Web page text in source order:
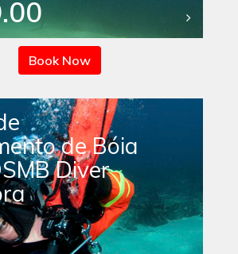
Book Now
de Bóia
Diver